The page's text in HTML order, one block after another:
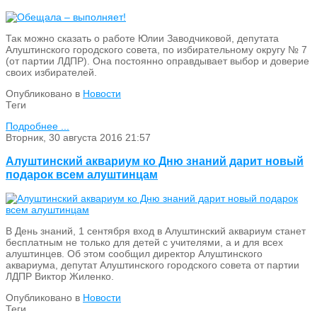
Так можно сказать о работе Юлии Заводчиковой, депутата
Алуштинского городского совета, по избирательному округу № 7
(от партии ЛДПР). Она постоянно оправдывает выбор и доверие
своих избирателей.
Опубликовано в Новости
Теги
Подробнее ...
Вторник, 30 августа 2016 21:57
Алуштинский аквариум ко Дню знаний дарит новый
подарок всем алуштинцам
В День знаний, 1 сентября вход в Алуштинский аквариум станет
бесплатным не только для детей с учителями, а и для всех
алуштинцев. Об этом сообщил директор Алуштинского
аквариума, депутат Алуштинского городского совета от партии
ЛДПР Виктор Жиленко.
Опубликовано в Новости